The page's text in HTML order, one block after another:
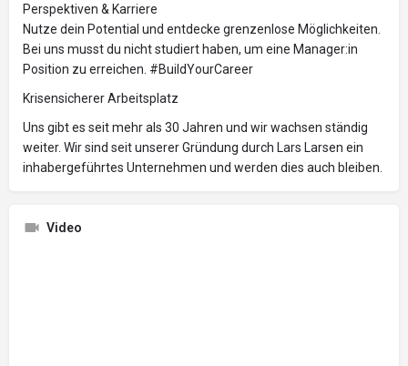
Perspektiven & Karriere
Nutze dein Potential und entdecke grenzenlose Möglichkeiten.
Bei uns musst du nicht studiert haben, um eine Manager:in
Position zu erreichen. #BuildYourCareer
Krisensicherer Arbeitsplatz
Uns gibt es seit mehr als 30 Jahren und wir wachsen ständig
weiter. Wir sind seit unserer Gründung durch Lars Larsen ein
inhabergeführtes Unternehmen und werden dies auch bleiben.
Video